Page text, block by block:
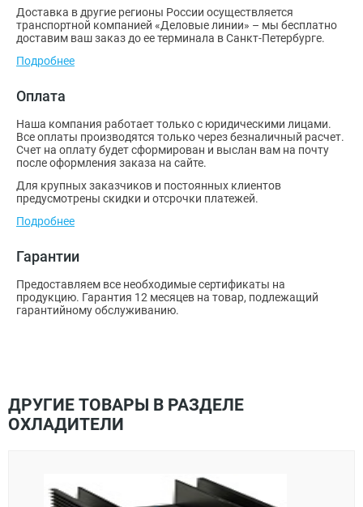
Доставка в другие регионы России осуществляется
транспортной компанией «Деловые линии» – мы бесплатно
доставим ваш заказ до ее терминала в Санкт-Петербурге.
Подробнее
Оплата
Наша компания работает только с юридическими лицами.
Все оплаты производятся только через безналичный расчет.
Счет на оплату будет сформирован и выслан вам на почту
после оформления заказа на сайте.
Для крупных заказчиков и постоянных клиентов
предусмотрены скидки и отсрочки платежей.
Подробнее
Гарантии
Предоставляем все необходимые сертификаты на
продукцию. Гарантия 12 месяцев на товар, подлежащий
гарантийному обслуживанию.
ДРУГИЕ ТОВАРЫ В РАЗДЕЛЕ
ОХЛАДИТЕЛИ